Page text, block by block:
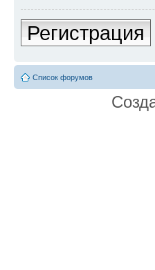
Регистрация
Список форумов